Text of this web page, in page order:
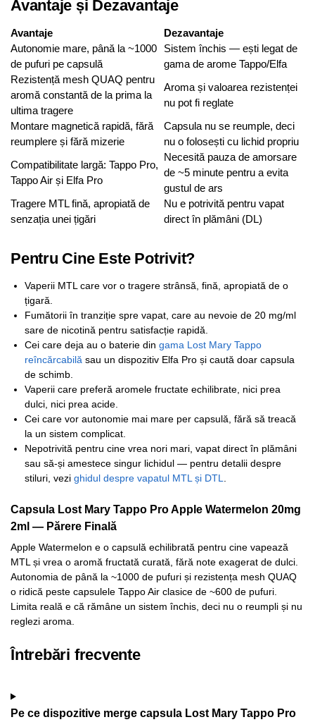
Avantaje și Dezavantaje
Avantaje
Dezavantaje
Autonomie mare, până la ~1000
de pufuri pe capsulă
Sistem închis — ești legat de
gama de arome Tappo/Elfa
Rezistență mesh QUAQ pentru
aromă constantă de la prima la
ultima tragere
Aroma și valoarea rezistenței
nu pot fi reglate
Montare magnetică rapidă, fără
reumplere și fără mizerie
Capsula nu se reumple, deci
nu o folosești cu lichid propriu
Compatibilitate largă: Tappo Pro,
Tappo Air și Elfa Pro
Necesită pauza de amorsare
de ~5 minute pentru a evita
gustul de ars
Tragere MTL fină, apropiată de
senzația unei țigări
Nu e potrivită pentru vapat
direct în plămâni (DL)
Pentru Cine Este Potrivit?
Vaperii MTL care vor o tragere strânsă, fină, apropiată de o
țigară.
Fumătorii în tranziție spre vapat, care au nevoie de 20 mg/ml
sare de nicotină pentru satisfacție rapidă.
Cei care deja au o baterie din gama Lost Mary Tappo
reîncărcabilă sau un dispozitiv Elfa Pro și caută doar capsula
de schimb.
Vaperii care preferă aromele fructate echilibrate, nici prea
dulci, nici prea acide.
Cei care vor autonomie mai mare per capsulă, fără să treacă
la un sistem complicat.
Nepotrivită pentru cine vrea nori mari, vapat direct în plămâni
sau să-și amestece singur lichidul — pentru detalii despre
stiluri, vezi ghidul despre vapatul MTL și DTL
Capsula Lost Mary Tappo Pro Apple Watermelon 20mg
2ml — Părere Finală
Apple Watermelon e o capsulă echilibrată pentru cine vapează
MTL și vrea o aromă fructată curată, fără note exagerat de dulci.
Autonomia de până la ~1000 de pufuri și rezistența mesh QUAQ
o ridică peste capsulele Tappo Air clasice de ~600 de pufuri.
Limita reală e că rămâne un sistem închis, deci nu o reumpli și nu
reglezi aroma.
Întrebări frecvente
Pe ce dispozitive merge capsula Lost Mary Tappo Pro